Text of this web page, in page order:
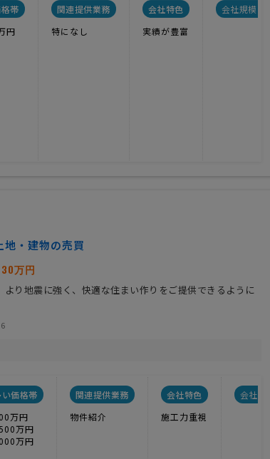
帯
円
関連提供業務
特になし
会社特色
実績が豊富
会社規模
地・建物の売買
30万円
り地震に強く、快適な住まい作りをご提供できるように
価格帯
万円
万円
万円
関連提供業務
物件紹介
会社特色
施工力重視
会社規模